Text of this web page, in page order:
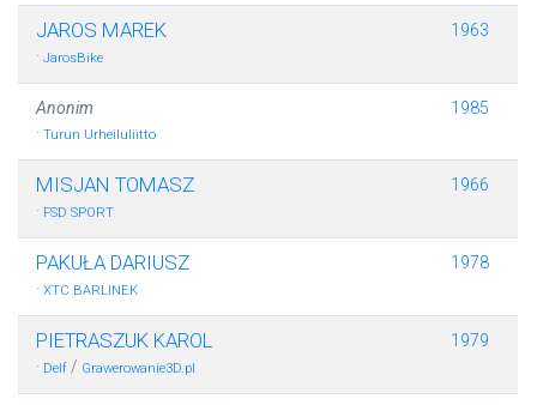
JAROS MAREK
· JarosBike
1963
Anonim
· Turun Urheiluliitto
1985
MISJAN TOMASZ
· FSD SPORT
1966
PAKUŁA DARIUSZ
· XTC BARLINEK
1978
PIETRASZUK KAROL
· Delf / Grawerowanie3D.pl
1979